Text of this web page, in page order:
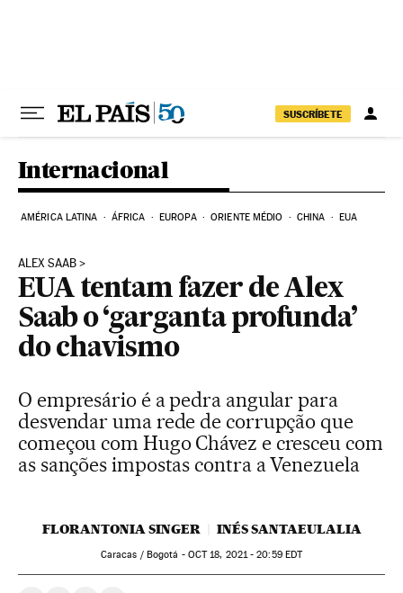
SUSCRÍBETE
Internacional
AMÉRICA LATINA ÁFRICA EUROPA ORIENTE MÉDIO CHINA EUA
ALEX SAAB
EUA tentam fazer de Alex
Saab o ‘garganta profunda’
do chavismo
O empresário é a pedra angular para
desvendar uma rede de corrupção que
começou com Hugo Chávez e cresceu com
as sanções impostas contra a Venezuela
FLORANTONIA SINGER INÉS SANTAEULALIA
Caracas / Bogotá - OCT18, 2021 - 20:59EDT